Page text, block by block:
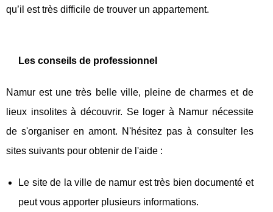
qu’il est très difficile de trouver un appartement.
Les conseils de professionnel
Namur est une très belle ville, pleine de charmes et de
lieux insolites à découvrir. Se loger à Namur nécessite
de s'organiser en amont. N'hésitez pas à consulter les
sites suivants pour obtenir de l'aide :
Le site de la ville de namur est très bien documenté et
peut vous apporter plusieurs informations.